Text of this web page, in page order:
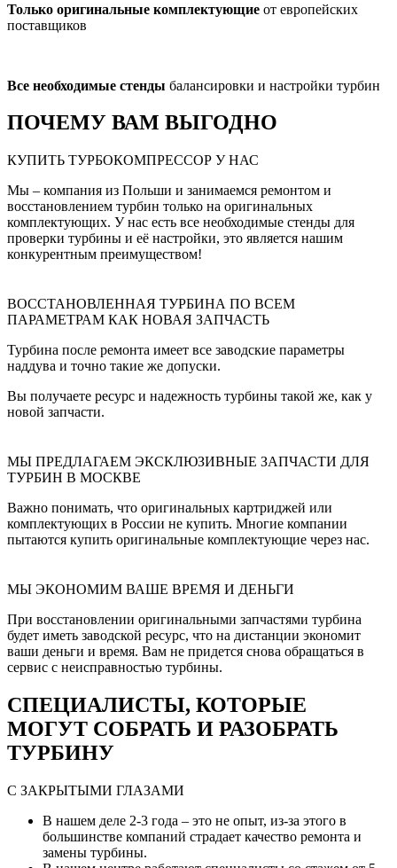
Только оригинальные комплектующие от европейских
поставщиков
Все необходимые стенды балансировки и настройки турбин
ПОЧЕМУ ВАМ ВЫГОДНО
КУПИТЬ ТУРБОКОМПРЕССОР У НАС
Мы – компания из Польши и занимаемся ремонтом и
восстановлением турбин только на оригинальных
комплектующих. У нас есть все необходимые стенды для
проверки турбины и её настройки, это является нашим
конкурентным преимуществом!
ВОССТАНОВЛЕННАЯ ТУРБИНА ПО ВСЕМ
ПАРАМЕТРАМ КАК НОВАЯ ЗАПЧАСТЬ
Турбина после ремонта имеет все заводские параметры
наддува и точно такие же допуски.
Вы получаете ресурс и надежность турбины такой же, как у
новой запчасти.
МЫ ПРЕДЛАГАЕМ ЭКСКЛЮЗИВНЫЕ ЗАПЧАСТИ ДЛЯ
ТУРБИН В МОСКВЕ
Важно понимать, что оригинальных картриджей или
комплектующих в России не купить. Многие компании
пытаются купить оригинальные комплектующие через нас.
МЫ ЭКОНОМИМ ВАШЕ ВРЕМЯ И ДЕНЬГИ
При восстановлении оригинальными запчастями турбина
будет иметь заводской ресурс, что на дистанции экономит
ваши деньги и время. Вам не придется снова обращаться в
сервис с неисправностью турбины.
СПЕЦИАЛИСТЫ, КОТОРЫЕ
МОГУТ СОБРАТЬ И РАЗОБРАТЬ
ТУРБИНУ
С ЗАКРЫТЫМИ ГЛАЗАМИ
В нашем деле 2-3 года – это не опыт, из-за этого в
большинстве компаний страдает качество ремонта и
замены турбины.